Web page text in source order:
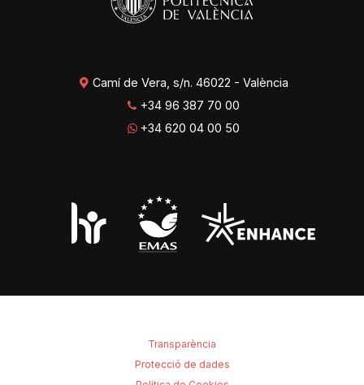
Camí de Vera, s/n. 46022 - València
+34 96 387 70 00
+34 620 04 00 50
Transparència
Protecció de dades